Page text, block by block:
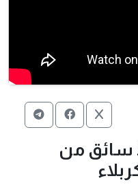
سائق من